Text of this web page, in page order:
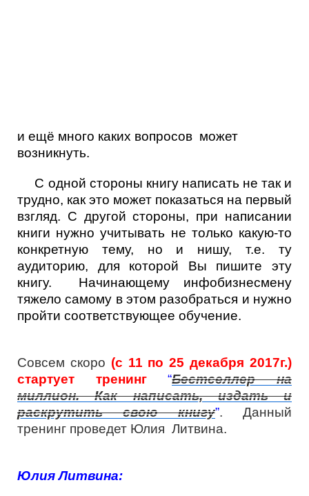
и ещё много каких вопросов может
возникнуть.
С одной стороны книгу написать не так и
трудно, как это может показаться на первый
взгляд. С другой стороны, при написании
книги нужно учитывать не только какую-то
конкретную тему, но и нишу, т.е. ту
аудиторию, для которой Вы пишите эту
книгу. Начинающему инфобизнесмену
тяжело самому в этом разобраться и нужно
пройти соответствующее обучение.
Совсем скоро (с 11 по 25 декабря 2017г.)
стартует тренинг
“Бестселлер на
миллион. Как написать, издать и
раскрутить свою книгу”. Данный
тренинг проведет Юлия Литвина.
Юлия Литвина: